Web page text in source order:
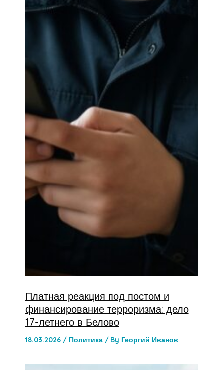
Платная реакция под постом и
финансирование терроризма: дело
17-летнего в Белово
18.03.2026 / Политика/ By Георгий Иванов